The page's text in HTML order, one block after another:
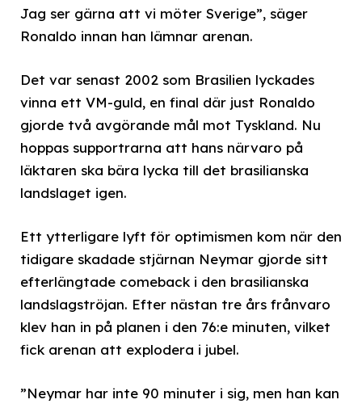
Jag ser gärna att vi möter Sverige”, säger
Ronaldo innan han lämnar arenan.
Det var senast 2002 som Brasilien lyckades
vinna ett VM-guld, en final där just Ronaldo
gjorde två avgörande mål mot Tyskland. Nu
hoppas supportrarna att hans närvaro på
läktaren ska bära lycka till det brasilianska
landslaget igen.
Ett ytterligare lyft för optimismen kom när den
tidigare skadade stjärnan Neymar gjorde sitt
efterlängtade comeback i den brasilianska
landslagströjan. Efter nästan tre års frånvaro
klev han in på planen i den 76:e minuten, vilket
fick arenan att explodera i jubel.
”Neymar har inte 90 minuter i sig, men han kan